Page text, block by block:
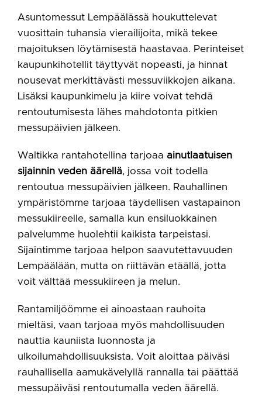
Asuntomessut Lempäälässä houkuttelevat
vuosittain tuhansia vierailijoita, mikä tekee
majoituksen löytämisestä haastavaa. Perinteiset
kaupunkihotellit täyttyvät nopeasti, ja hinnat
nousevat merkittävästi messuviikkojen aikana.
Lisäksi kaupunkimelu ja kiire voivat tehdä
rentoutumisesta lähes mahdotonta pitkien
messupäivien jälkeen.
Waltikka rantahotellina tarjoaa ainutlaatuisen
sijainnin veden äärellä, jossa voit todella
rentoutua messupäivien jälkeen. Rauhallinen
ympäristömme tarjoaa täydellisen vastapainon
messukiireelle, samalla kun ensiluokkainen
palvelumme huolehtii kaikista tarpeistasi.
Sijaintimme tarjoaa helpon saavutettavuuden
Lempäälään, mutta on riittävän etäällä, jotta
voit välttää messukiireen ja melun.
Rantamiljöömme ei ainoastaan rauhoita
mieltäsi, vaan tarjoaa myös mahdollisuuden
nauttia kauniista luonnosta ja
ulkoilumahdollisuuksista. Voit aloittaa päiväsi
rauhallisella aamukävelyllä rannalla tai päättää
messupäiväsi rentoutumalla veden äärellä.